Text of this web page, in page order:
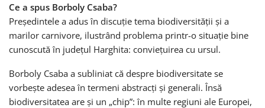
Ce a spus Borboly Csaba?
Președintele a adus în discuție tema biodiversității și a
marilor carnivore, ilustrând problema printr-o situație bine
cunoscută în județul Harghita: conviețuirea cu ursul.
Borboly Csaba a subliniat că despre biodiversitate se
vorbește adesea în termeni abstracți și generali. Însă
biodiversitatea are și un „chip”: în multe regiuni ale Europei,